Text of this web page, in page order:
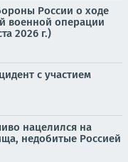
России о ходе
военной операции
2026 г.)
с участием
нацелился на
недобитые Россией